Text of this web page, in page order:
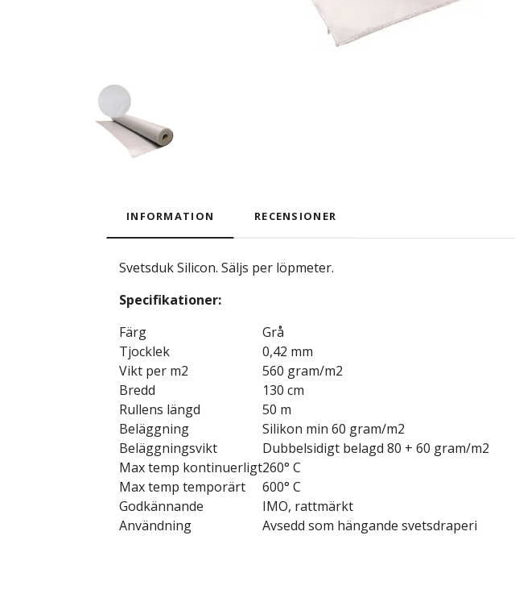
INFORMATION RECENSIONER
Svetsduk Silicon. Säljs per löpmeter.
Specifikationer:
Färg
Grå
Tjocklek
0,42 mm
Vikt per m2
560 gram/m2
Bredd
130 cm
Rullens längd
50 m
Beläggning
Silikon min 60 gram/m2
Beläggningsvikt
Dubbelsidigt belagd 80 + 60 gram/m2
Max temp kontinuerligt260° C
Max temp temporärt
600° C
Godkännande
IMO, rattmärkt
Användning
Avsedd som hängande svetsdraperi